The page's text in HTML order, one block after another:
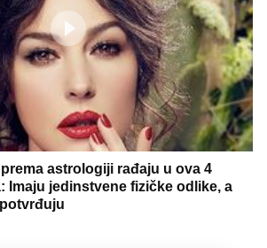
astrologiji rađaju u ova 4
Imaju jedinstvene fizičke odlike, a